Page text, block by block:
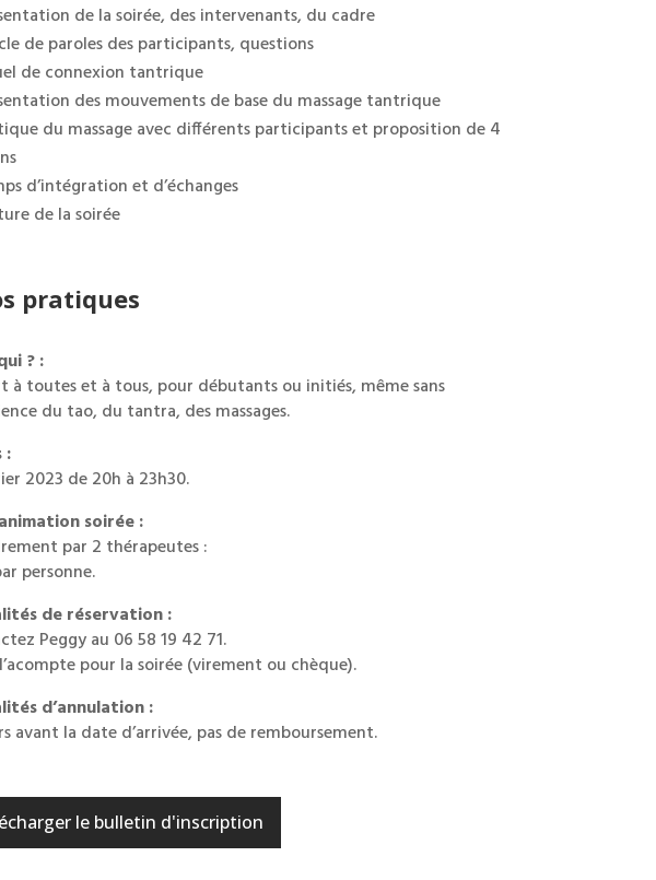
de la soirée, des intervenants, du cadre
de paroles des participants, questions
de connexion tantrique
des mouvements de base du massage tantrique
du massage avec différents participants et proposition de 4
d’intégration et d’échanges
de la soirée
pratiques
? :
à toutes et à tous, pour débutants ou initiés, même sans
du tao, du tantra, des massages.
:
2023 de 20h à 23h30.
soirée :
par 2 thérapeutes :
personne.
de réservation :
Peggy au 06 58 19 42 71.
pour la soirée (virement ou chèque).
d’annulation :
avant la date d’arrivée, pas de remboursement.
le bulletin d'inscription